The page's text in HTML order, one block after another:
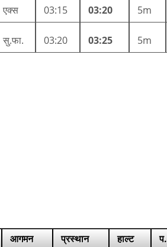
एक्स 03:15 03:20 5m
सु.फा. 03:20 03:25 5m
आगमन प्रस्थान हाल्ट प.